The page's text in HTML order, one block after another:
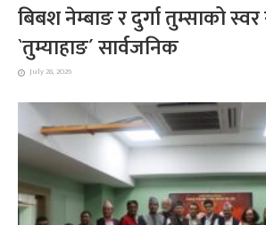
बिबश नेम्बाङ र दुर्गा तुम्साको
`तुम्याहाङ´ सार्वजनिक
July 28, 2026